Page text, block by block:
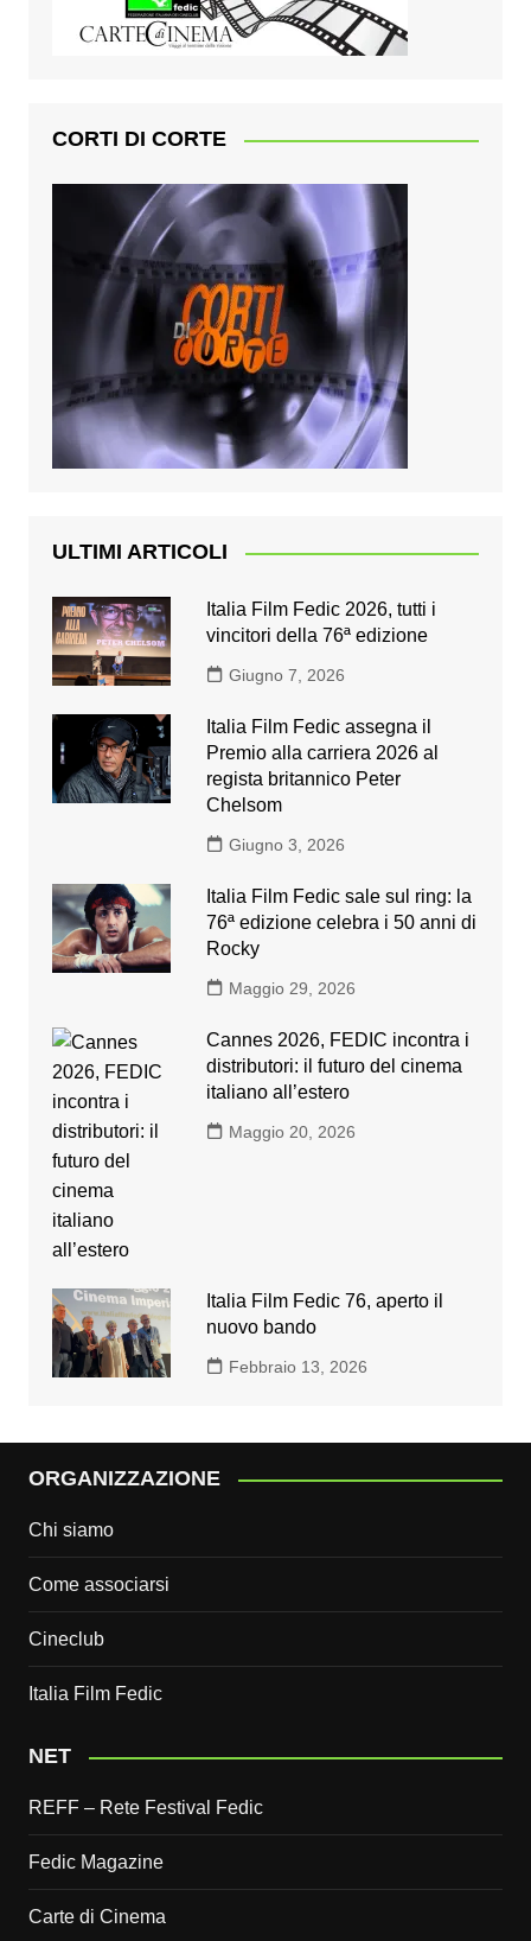
CORTI DI CORTE
ULTIMI ARTICOLI
Italia Film Fedic 2026, tutti i
vincitori della 76ª edizione
Giugno 7, 2026
Italia Film Fedic assegna il
Premio alla carriera 2026 al
regista britannico Peter
Chelsom
Giugno 3, 2026
Italia Film Fedic sale sul ring: la
76ª edizione celebra i 50 anni di
Rocky
Maggio 29, 2026
Cannes 2026, FEDIC incontra i
distributori: il futuro del cinema
italiano all’estero
Maggio 20, 2026
Italia Film Fedic 76, aperto il
nuovo bando
Febbraio 13, 2026
ORGANIZZAZIONE
Chi siamo
Come associarsi
Cineclub
Italia Film Fedic
NET
REFF – Rete Festival Fedic
Fedic Magazine
Carte di Cinema